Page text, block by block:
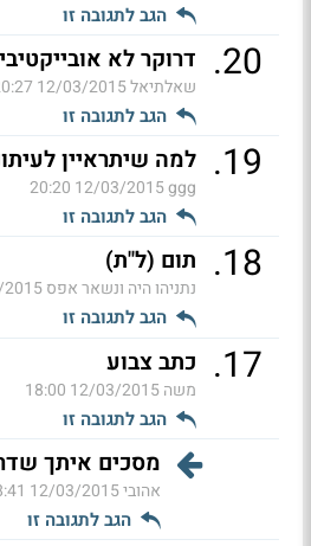
הגב לתגובה זו
20
. דרוקר לא אובייקטיבי
שאלתיאל12/03/2015 20:27
הגב לתגובה זו
19
. למה שיתראיין
ggg
12/03/2015 20:20
הגב לתגובה זו
18
. תום (ל"ת)
נתניהו היה ונשאר אפס19:43
הגב לתגובה זו
17
. כתב צבוע
משה12/03/2015 18:00
הגב לתגובה זו
מסכים איתך
אהובי12/03/2015 18:41
הגב לתגובה זו